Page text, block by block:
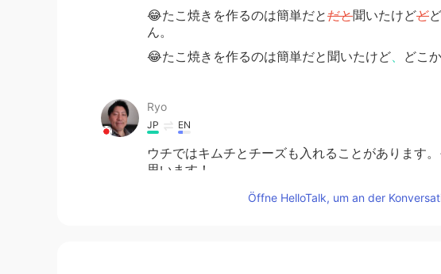
😂たこ焼きを作るのは簡単だとだと聞いたけどど
ん。
😂たこ焼きを作るのは簡単だと聞いたけど
どこ
Ryo
JP EN
ウチではキムチとチーズも入れることがあります
思います！
Öffne HelloTalk, um an der